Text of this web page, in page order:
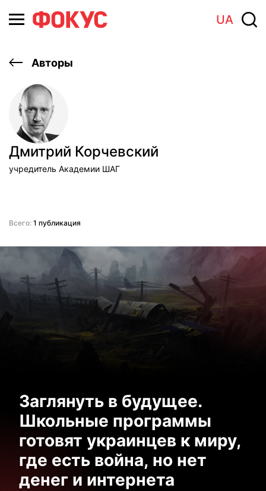
UA
Авторы
Дмитрий Корчевский
учредитель Академии ШАГ
Всего: 1 публикация
Заглянуть в будущее.
Школьные программы
готовят украинцев к миру,
где есть война, но нет
денег и интернета